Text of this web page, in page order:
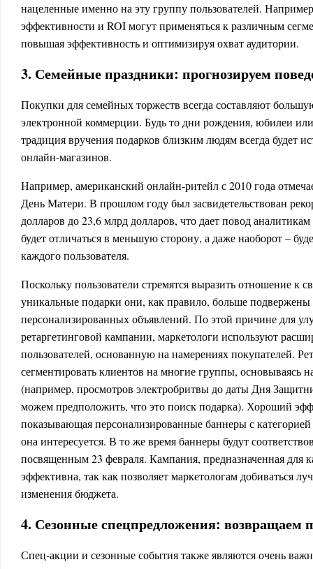
нацеленные именно на эту группу пользователей.
эффективности и ROI могут применяться к различным
повышая эффективность и оптимизируя охват аудитории.
3. Семейные праздники: прогнозируем
Покупки для семейных торжеств всегда составляют
электронной коммерции. Будь то дни рождения, юбилеи
традиция вручения подарков близким людям всегда будет
онлайн-магазинов.
Например, американский онлайн-ритейл с 2010 года
День Матери. В прошлом году был засвидетельствован
долларов до 23,6 млрд долларов, что дает повод
будет отличаться в меньшую сторону, а даже наоборот –
каждого пользователя.
Поскольку пользователи стремятся выразить отношение к
уникальные подарки они, как правило, больше
персонализированных объявлений. По этой причине для
ретаргетинговой кампании, маркетологи используют
пользователей, основанную на намерениях покупателей.
сегментировать клиентов на многие группы, основываясь
(например, просмотров электробритвы до даты Дня
можем предположить, что это поиск подарка). Хороший
показывающая персонализированные баннеры с
она интересуется. В то же время баннеры будут
посвященным 23 февраля. Кампания, предназначенная для
эффективна, так как позволяет маркетологам добиваться
изменения бюджета.
4. Сезонные спецпредложения: возвращаем
Спец-акции и сезонные события также являются очень